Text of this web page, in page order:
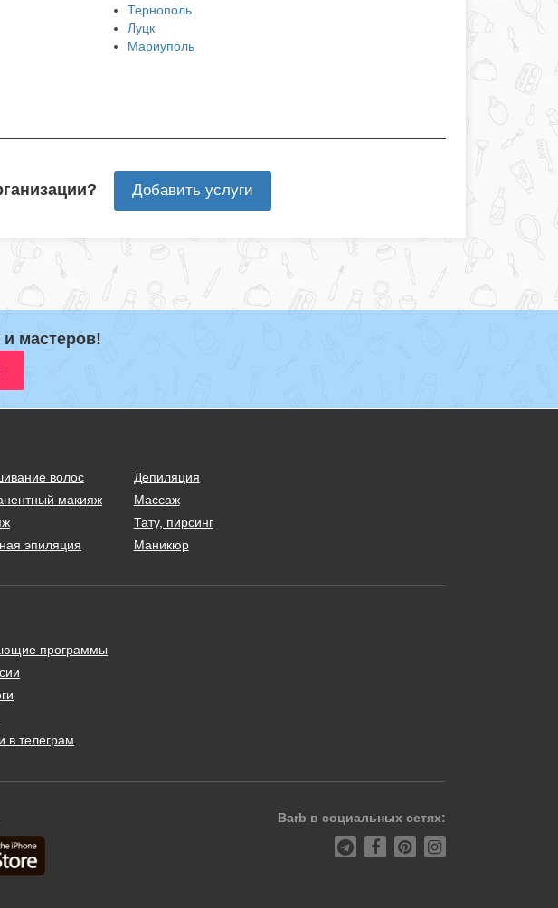
Тернополь
Луцк
Мариуполь
Добавить услуги
и мастеров!
волос
макияж
эпиляция
Депиляция
Массаж
Тату, пирсинг
Маникюр
программы
в телеграм
Barb в социальных сетях: